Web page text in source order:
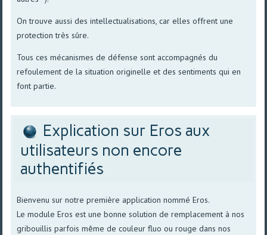
On trouve aussi des intellectualisations, car elles offrent une
protection très sûre.
Tous ces mécanismes de défense sont accompagnés du
refoulement de la situation originelle et des sentiments qui en
font partie.
Explication sur Eros aux
utilisateurs non encore
authentifiés
Bienvenu sur notre première application nommé Eros.
Le module Eros est une bonne solution de remplacement à nos
gribouillis parfois même de couleur fluo ou rouge dans nos